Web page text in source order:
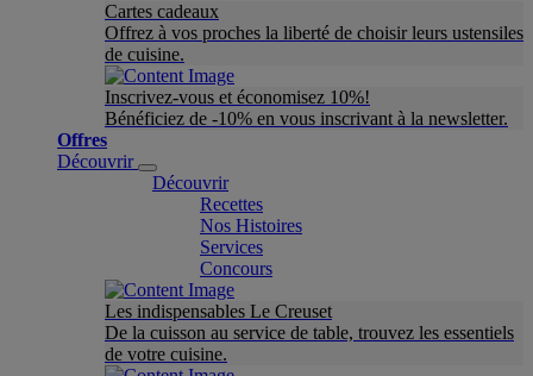
Cartes cadeaux
Offrez à vos proches la liberté de choisir leurs ustensiles
de cuisine.
Inscrivez-vous et économisez 10%!
Bénéficiez de -10% en vous inscrivant à la newsletter.
Offres
Découvrir
Découvrir
Recettes
Nos Histoires
Services
Concours
Les indispensables Le Creuset
De la cuisson au service de table, trouvez les essentiels
de votre cuisine.